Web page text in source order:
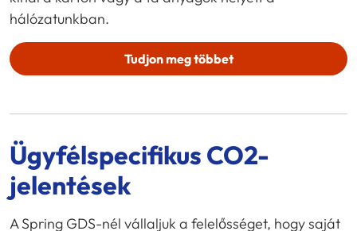
hálózatunkban.
Tudjon meg többet
Ügyfélspecifikus CO2-
jelentések
A Spring GDS-nél vállaljuk a felelősséget, hogy saját